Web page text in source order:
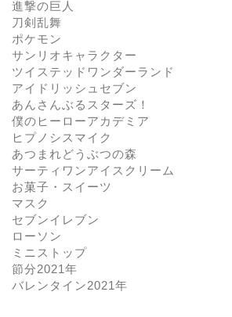
進撃の巨人
刀剣乱舞
ポケモン
サンリオキャラクター
ツイステッドワンダーランド
アイドリッシュセブン
あんさんぶるスターズ！
僕のヒーローアカデミア
ヒプノシスマイク
あつまれどうぶつの森
サーティワンアイスクリーム
お菓子・スイーツ
マスク
セブンイレブン
ローソン
ミニストップ
節分2021年
バレンタイン2021年